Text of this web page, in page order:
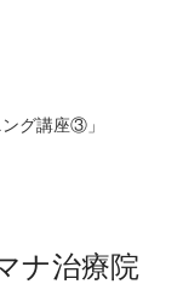
グ講座③」
ナ治療院